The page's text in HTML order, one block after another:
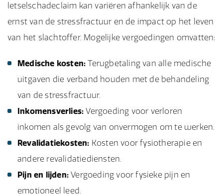
letselschadeclaim kan variëren afhankelijk van de
ernst van de stressfractuur en de impact op het leven
van het slachtoffer. Mogelijke vergoedingen omvatten:
Medische kosten: Terugbetaling van alle medische
uitgaven die verband houden met de behandeling
van de stressfractuur.
Inkomensverlies: Vergoeding voor verloren
inkomen als gevolg van onvermogen om te werken.
Revalidatiekosten: Kosten voor fysiotherapie en
andere revalidatiediensten.
Pijn en lijden: Vergoeding voor fysieke pijn en
emotioneel leed.